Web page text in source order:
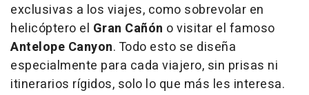
exclusivas a los viajes, como sobrevolar en
helicóptero el Gran Cañón o visitar el famoso
Antelope Canyon. Todo esto se diseña
especialmente para cada viajero, sin prisas ni
itinerarios rígidos, solo lo que más les interesa.